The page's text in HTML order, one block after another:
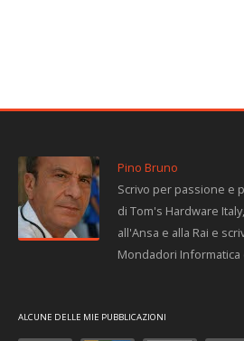
Pino Bruno
Scrivo per passione e
di Tom's Hardware
all'Ansa e alla Rai e
Mondadori
ALCUNE DELLE MIE PUBBLICAZIONI